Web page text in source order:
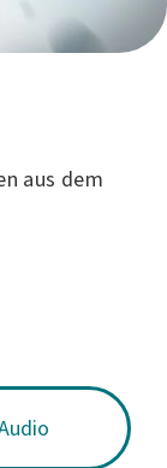
aus dem